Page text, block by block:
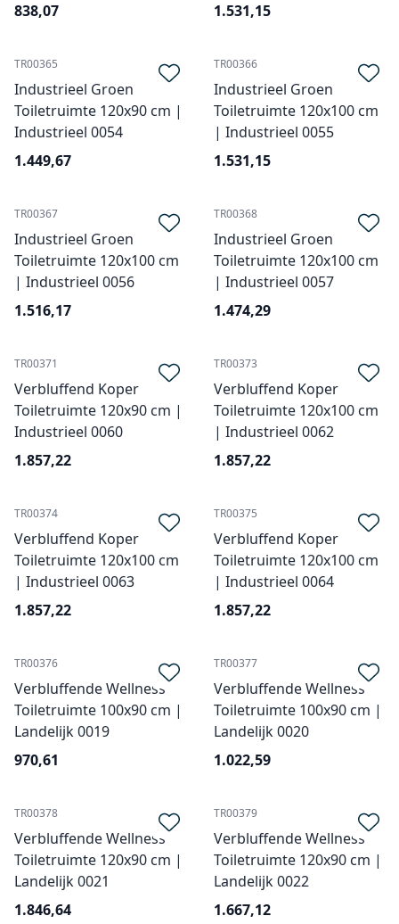
838,07
1.531,15
TR00365
Industrieel Groen
Toiletruimte 120x90 cm |
Industrieel 0054
1.449,67
TR00366
Industrieel Groen
Toiletruimte 120x100 cm
| Industrieel 0055
1.531,15
TR00367
Industrieel Groen
Toiletruimte 120x100 cm
| Industrieel 0056
1.516,17
TR00368
Industrieel Groen
Toiletruimte 120x100 cm
| Industrieel 0057
1.474,29
TR00371
Verbluffend Koper
Toiletruimte 120x90 cm |
Industrieel 0060
1.857,22
TR00373
Verbluffend Koper
Toiletruimte 120x100 cm
| Industrieel 0062
1.857,22
TR00374
Verbluffend Koper
Toiletruimte 120x100 cm
| Industrieel 0063
1.857,22
TR00375
Verbluffend Koper
Toiletruimte 120x100 cm
| Industrieel 0064
1.857,22
TR00376
Verbluffende Wellness
Toiletruimte 100x90 cm |
Landelijk 0019
970,61
TR00377
Verbluffende Wellness
Toiletruimte 100x90 cm |
Landelijk 0020
1.022,59
TR00378
Verbluffende Wellness
Toiletruimte 120x90 cm |
Landelijk 0021
1.846,64
TR00379
Verbluffende Wellness
Toiletruimte 120x90 cm |
Landelijk 0022
1.667,12